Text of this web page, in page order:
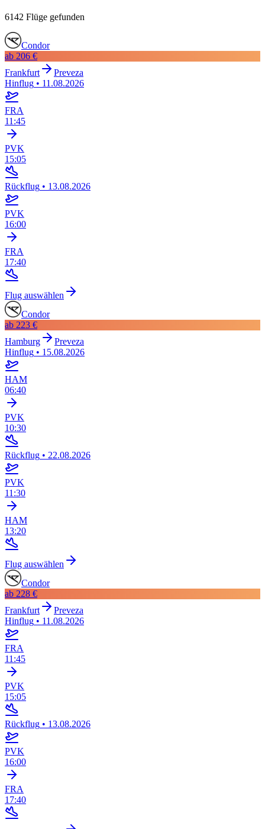
6142 Flüge gefunden
Condor
ab 206 €
Frankfurt
Preveza
Hinflug • 11.08.2026
FRA
11:45
PVK
15:05
Rückflug • 13.08.2026
PVK
16:00
FRA
17:40
Flug auswählen
Condor
ab 223 €
Hamburg
Preveza
Hinflug • 15.08.2026
HAM
06:40
PVK
10:30
Rückflug • 22.08.2026
PVK
11:30
HAM
13:20
Flug auswählen
Condor
ab 228 €
Frankfurt
Preveza
Hinflug • 11.08.2026
FRA
11:45
PVK
15:05
Rückflug • 13.08.2026
PVK
16:00
FRA
17:40